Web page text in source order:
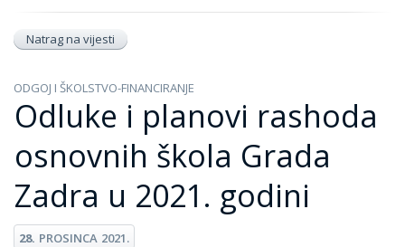
Natrag na vijesti
ODGOJ I ŠKOLSTVO-FINANCIRANJE
Odluke i planovi rashoda
osnovnih škola Grada
Zadra u 2021. godini
28. PROSINCA 2021.